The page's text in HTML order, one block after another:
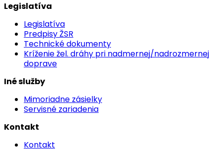
Legislatíva
Legislatíva
Predpisy ŽSR
Technické dokumenty
Kríženie žel. dráhy pri nadmernej/nadrozmernej
doprave
Iné služby
Mimoriadne zásielky
Servisné zariadenia
Kontakt
Kontakt